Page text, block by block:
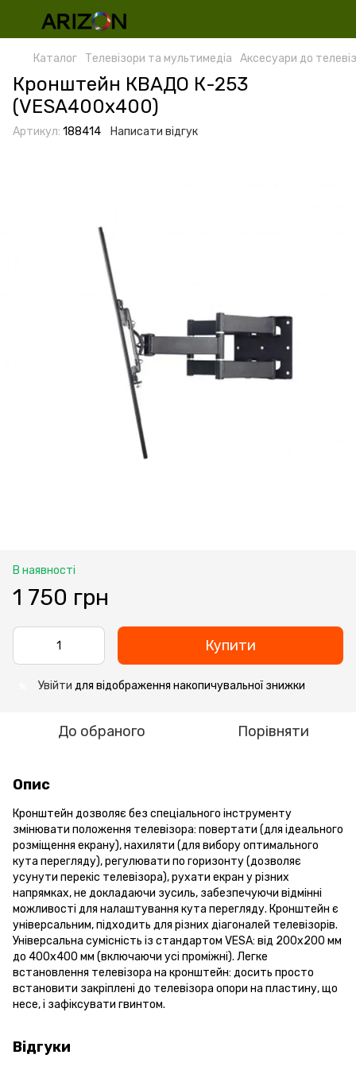
Каталог Телевізори та мультимедіа Аксесуари до
Кронштейн КВАДО К-253
(VESA400х400)
Артикул: 188414 Написати відгук
В наявності
1 750 грн
Купити
Увійти для відображення накопичувальної знижки
До обраного Порівняти
Опис
Кронштейн дозволяє без спеціального інструменту
змінювати положення телевізора: повертати (для ідеального
розміщення екрану), нахиляти (для вибору оптимального
кута перегляду), регулювати по горизонту (дозволяє
усунути перекіс телевізора), рухати екран у різних
напрямках, не докладаючи зусиль, забезпечуючи відмінні
можливості для налаштування кута перегляду. Кронштейн є
універсальним, підходить для різних діагоналей телевізорів.
Універсальна сумісність із стандартом VESA: від 200х200 мм
до 400х400 мм (включаючи усі проміжні). Легке
встановлення телевізора на кронштейн: досить просто
встановити закріплені до телевізора опори на пластину, що
несе, і зафіксувати гвинтом.
Відгуки